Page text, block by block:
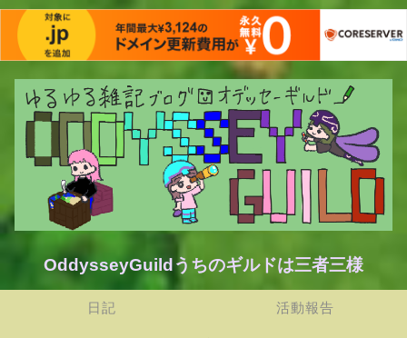
OddysseyGuildうちのギルドは三者三様
日記 活動報告